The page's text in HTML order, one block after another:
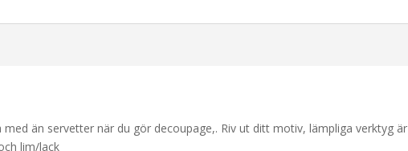
än servetter när du gör decoupage,. Riv ut ditt motiv, lämpliga verktyg är
lim/lack